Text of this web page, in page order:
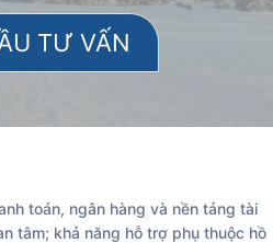
toán, ngân hàng và nền tảng tài
tâm; khả năng hỗ trợ phụ thuộc hồ